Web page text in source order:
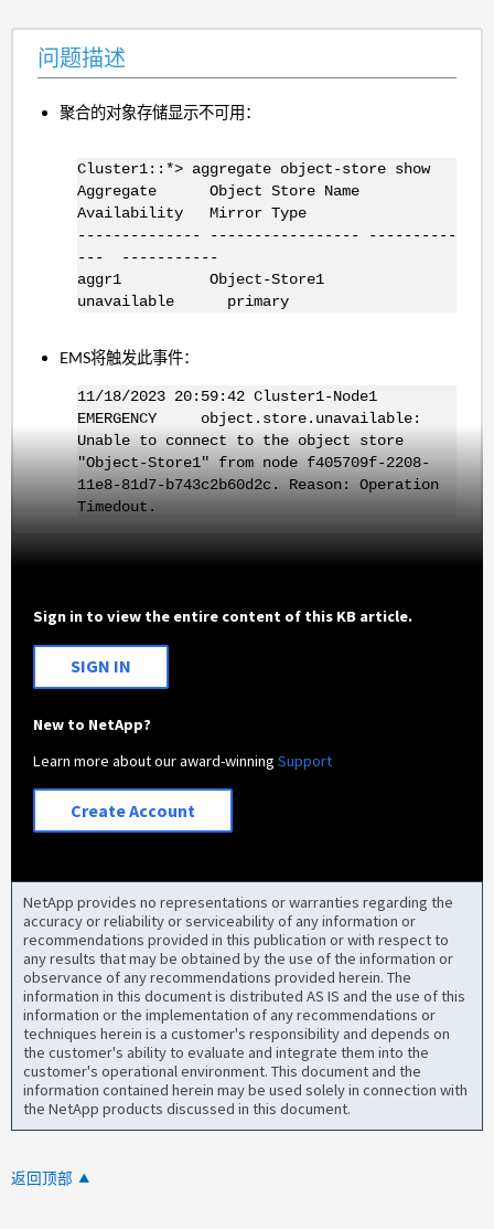
问题描述
聚合的对象存储显示不可用：
Cluster1::*> aggregate object-store show
Aggregate Object Store Name
Availability Mirror Type
-------------- ----------------- ----------
--- -----------
aggr1 Object-Store1
unavailable primary
EMS将触发此事件：
11/18/2023 20:59:42 Cluster1-Node1
EMERGENCY object.store.unavailable:
Unable to connect to the object store
"Object-Store1" from node f405709f-2208-
11e8-81d7-b743c2b60d2c. Reason: Operation
Timedout.
Sign in to view the entire content of this KB article.
SIGN IN
New to NetApp?
Learn more about our award-winningSupport
Create Account
NetApp provides no representations or warranties regarding the
accuracy or reliability or serviceability of any information or
recommendations provided in this publication or with respect to
any results that may be obtained by the use of the information or
observance of any recommendations provided herein. The
information in this document is distributed AS IS and the use of this
information or the implementation of any recommendations or
techniques herein is a customer's responsibility and depends on
the customer's ability to evaluate and integrate them into the
customer's operational environment. This document and the
information contained herein may be used solely in connection with
the NetApp products discussed in this document.
返回顶部